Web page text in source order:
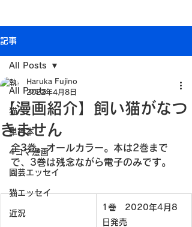
記事
All Posts
猫
単行本
4コマ漫画
園芸エッセイ
猫エッセイ
近況
All Posts
【漫画紹介】飼い猫がなつ
きません
Haruka Fujino
2022年4月8日
全3巻。オールカラー。本は2巻まで
で、3巻は残念ながら電子のみです。
1巻　2020年4月8
日発売